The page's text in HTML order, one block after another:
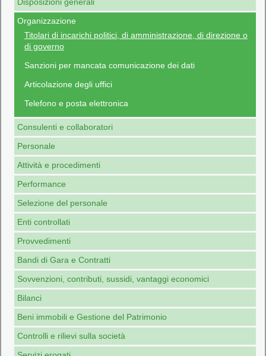
Organizzazione
Titolari di incarichi politici, di amministrazione, di direzione o
di governo
Sanzioni per mancata comunicazione dei dati
Articolazione degli uffici
Telefono e posta elettronica
Consulenti e collaboratori
Personale
Attività e procedimenti
Performance
Selezione del personale
Enti controllati
Provvedimenti
Bandi di Gara e Contratti
Sovvenzioni, contributi, sussidi, vantaggi economici
Bilanci
Beni immobili e Gestione del Patrimonio
Controlli e rilievi sulla società